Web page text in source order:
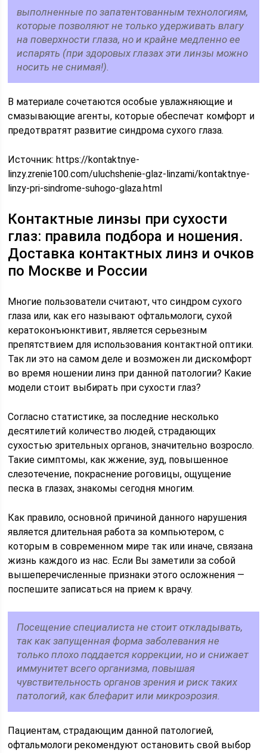
выполненные по запатентованным технологиям,
которые позволяют не только удерживать влагу
на поверхности глаза, но и крайне медленно ее
испарять (при здоровых глазах эти линзы можно
носить не снимая!).
В материале сочетаются особые увлажняющие и
смазывающие агенты, которые обеспечат комфорт и
предотвратят развитие синдрома сухого глаза.
Источник:https://kontaktnye-
linzy.zrenie100.com/uluchshenie-glaz-linzami/kontaktnye-
linzy-pri-sindrome-suhogo-glaza.html
Контактные линзы при сухости
глаз: правила подбора и ношения.
Доставка контактных линз и очков
по Москве и России
Многие пользователи считают, что синдром сухого
глаза или, как его называют офтальмологи, сухой
кератоконъюнктивит, является серьезным
препятствием для использования контактной оптики.
Так ли это на самом деле и возможен ли дискомфорт
во время ношении линз при данной патологии? Какие
модели стоит выбирать при сухости глаз?
Согласно статистике, за последние несколько
десятилетий количество людей, страдающих
сухостью зрительных органов, значительно возросло.
Такие симптомы, как жжение, зуд, повышенное
слезотечение, покраснение роговицы, ощущение
песка в глазах, знакомы сегодня многим.
Как правило, основной причиной данного нарушения
является длительная работа за компьютером, с
которым в современном мире так или иначе, связана
жизнь каждого из нас. Если Вы заметили за собой
вышеперечисленные признаки этого осложнения —
поспешите записаться на прием к врачу.
Посещение специалиста не стоит откладывать,
так как запущенная форма заболевания не
только плохо поддается коррекции, но и снижает
иммунитет всего организма, повышая
чувствительность органов зрения и риск таких
патологий, как блефарит или микроэрозия.
Пациентам, страдающим данной патологией,
офтальмологи рекомендуют остановить свой выбор